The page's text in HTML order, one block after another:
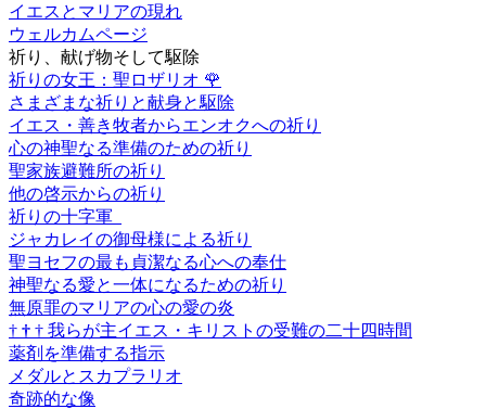
イエスとマリアの現れ
ウェルカムページ
祈り、献げ物そして駆除
祈りの女王：聖ロザリオ 🌹
さまざまな祈りと献身と駆除
イエス・善き牧者からエンオクへの祈り
心の神聖なる準備のための祈り
聖家族避難所の祈り
他の啓示からの祈り
祈りの十字軍
ジャカレイの御母様による祈り
聖ヨセフの最も貞潔なる心への奉仕
神聖なる愛と一体になるための祈り
無原罪のマリアの心の愛の炎
† † † 我らが主イエス・キリストの受難の二十四時間
薬剤を準備する指示
メダルとスカプラリオ
奇跡的な像